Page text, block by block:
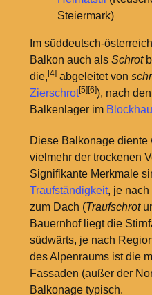
Steiermark)
Im süddeutsch-
Balkon auch als Schrot
die, [4]abgeleitet von
Zierschrot[5] [6]), nach
Balkenlager im
Diese Balkonage
vielmehr der trockenen
Signifikante Merkmale
Traufständigkeit, je
zum Dach (Traufschrot
Bauernhof liegt die
südwärts, je nach
des Alpenraums ist die
Fassaden (außer der
Balkonage typisch.